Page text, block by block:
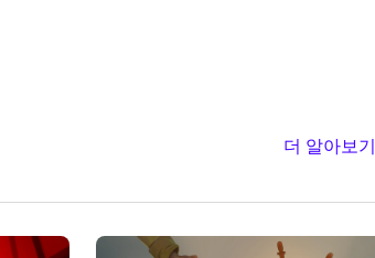
더 알아보기